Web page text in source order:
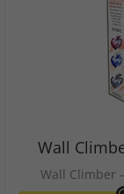
Wall
Wall Climber